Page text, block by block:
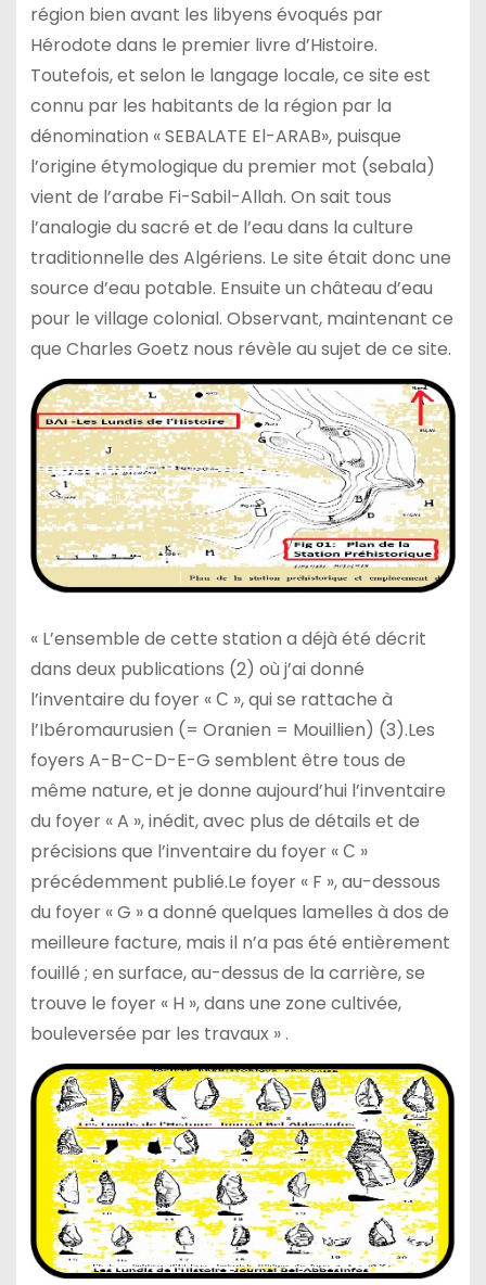
région bien avant les libyens évoqués par
Hérodote dans le premier livre d’Histoire.
Toutefois, et selon le langage locale, ce site est
connu par les habitants de la région par la
dénomination « SEBALATE El-ARAB», puisque
l’origine étymologique du premier mot (sebala)
vient de l’arabe Fi-Sabil-Allah. On sait tous
l’analogie du sacré et de l’eau dans la culture
traditionnelle des Algériens. Le site était donc une
source d’eau potable. Ensuite un château d’eau
pour le village colonial. Observant, maintenant ce
que Charles Goetz nous révèle au sujet de ce site.
« L’ensemble de cette station a déjà été décrit
dans deux publications (2) où j’ai donné
l’inventaire du foyer « С », qui se rattache à
l’Ibéromaurusien (= Oranien = Mouillien) (3).Les
foyers A-B-C-D-E-G semblent être tous de
même nature, et je donne aujourd’hui l’inventaire
du foyer « A », inédit, avec plus de détails et de
précisions que l’inventaire du foyer « С »
précédemment publié.Le foyer « F », au-dessous
du foyer « G » a donné quelques lamelles à dos de
meilleure facture, mais il n’a pas été entièrement
fouillé ; en surface, au-dessus de la carrière, se
trouve le foyer « H », dans une zone cultivée,
bouleversée par les travaux » .